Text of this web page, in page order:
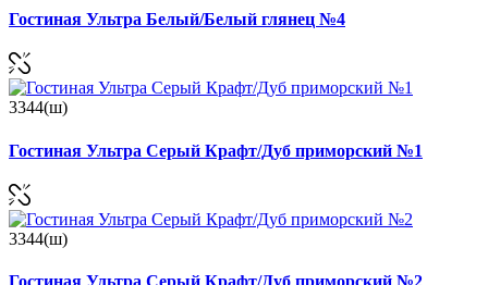
Гостиная Ультра Белый/Белый глянец №4
3344(ш)
Гостиная Ультра Серый Крафт/Дуб приморский №1
3344(ш)
Гостиная Ультра Серый Крафт/Дуб приморский №2